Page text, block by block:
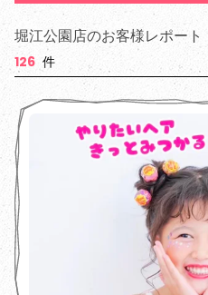
堀江公園店のお客様レポート
126 件